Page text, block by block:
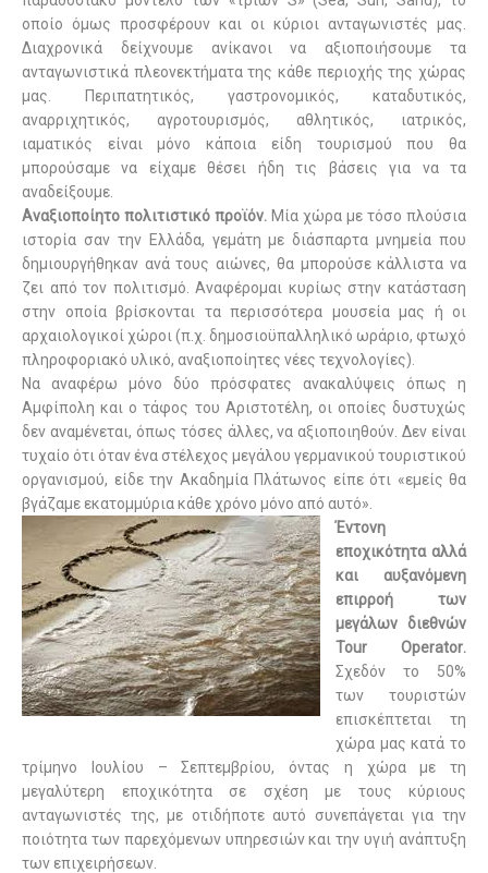
οποίο όμως προσφέρουν και οι κύριοι ανταγωνιστές μας.
Διαχρονικά δείχνουμε ανίκανοι να αξιοποιήσουμε τα
ανταγωνιστικά πλεονεκτήματα της κάθε περιοχής της χώρας
μας. Περιπατητικός, γαστρονομικός, καταδυτικός,
αναρριχητικός, αγροτουρισμός, αθλητικός, ιατρικός,
ιαματικός είναι μόνο κάποια είδη τουρισμού που θα
μπορούσαμε να είχαμε θέσει ήδη τις βάσεις για να τα
αναδείξουμε.
Αναξιοποίητο πολιτιστικό προϊόν. Μία χώρα με τόσο πλούσια
ιστορία σαν την Ελλάδα, γεμάτη με διάσπαρτα μνημεία που
δημιουργήθηκαν ανά τους αιώνες, θα μπορούσε κάλλιστα να
ζει από τον πολιτισμό. Αναφέρομαι κυρίως στην κατάσταση
στην οποία βρίσκονται τα περισσότερα μουσεία μας ή οι
αρχαιολογικοί χώροι (π.χ. δημοσιοϋπαλληλικό ωράριο, φτωχό
πληροφοριακό υλικό, αναξιοποίητες νέες τεχνολογίες).
Να αναφέρω μόνο δύο πρόσφατες ανακαλύψεις όπως η
Αμφίπολη και ο τάφος του Αριστοτέλη, οι οποίες δυστυχώς
δεν αναμένεται, όπως τόσες άλλες, να αξιοποιηθούν. Δεν είναι
τυχαίο ότι όταν ένα στέλεχος μεγάλου γερμανικού τουριστικού
οργανισμού, είδε την Ακαδημία Πλάτωνος είπε ότι «εμείς θα
βγάζαμε εκατομμύρια κάθε χρόνο μόνο από αυτό».
Έντονη
εποχικότητα αλλά
και αυξανόμενη
επιρροή των
μεγάλων διεθνών
Tour
Operator.
Σχεδόν το 50%
των τουριστών
επισκέπτεται τη
χώρα μας κατά το
τρίμηνο Ιουλίου – Σεπτεμβρίου, όντας η χώρα με τη
μεγαλύτερη εποχικότητα σε σχέση με τους κύριους
ανταγωνιστές της, με οτιδήποτε αυτό συνεπάγεται για την
ποιότητα των παρεχόμενων υπηρεσιών και την υγιή ανάπτυξη
των επιχειρήσεων.